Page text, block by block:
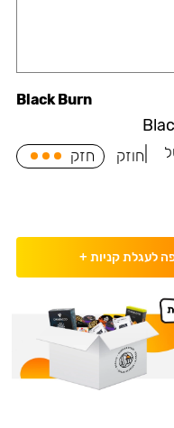
Black Burn
חוזק חזק
לעגלת קניות +